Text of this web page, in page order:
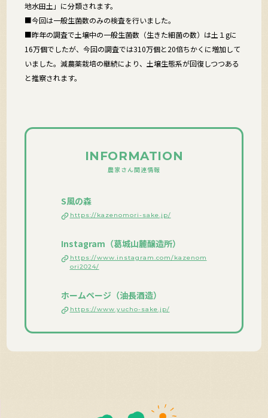
地水田土」に分類されます。
■今回は一般生菌数のみの検査を行いました。
■昨年の調査で土壌中の一般生菌数（生きた細菌の数）は土１gに
16万個でしたが、今回の調査では310万個と20倍ちかくに増加して
いました。減農薬栽培の継続により、土壌生態系が回復しつつある
と推察されます。
INFORMATION
農家さん関連情報
S風の森
https://kazenomori-sake.jp/
Instagram（葛城山麓醸造所）
https://www.instagram.com/kazenom
ori2024/
ホームページ（油長酒造）
https://www.yucho-sake.jp/